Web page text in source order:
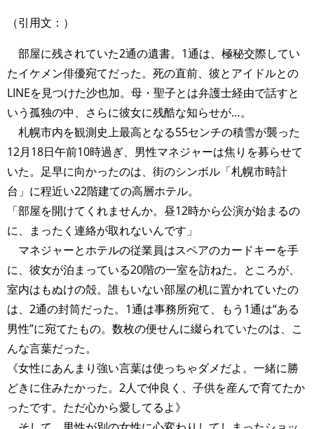
（引用文：）
部屋に残されていた2通の遺書。1通は、極秘交際してい
たイケメン俳優宛てだった。死の直前、彼とアイドルとの
LINEを見つけた沙也加。母・聖子とは弁護士経由で話すと
いう孤独の中、さらに彼女に残酷な知らせが…。
札幌市内を観測史上最高となる55センチの積雪が襲った
12月18日午前10時過ぎ、男性マネジャーは焦りを募らせて
いた。足早に向かったのは、街のシンボル「札幌市時計
台」に程近い22階建ての高層ホテル。
「部屋を開けてくれませんか。昼12時から公演が始まるの
に、まったく連絡が取れないんです」
マネジャーとホテルの従業員はスペアのカードキーを手
に、彼女が泊まっている20階の一室を訪ねた。ところが、
室内はもぬけの殻。誰もいない部屋の机に置かれていたの
は、2通の封筒だった。1通は事務所宛て、もう1通は“ある
男性”に宛てたもの。数枚の便せんに綴られていたのは、こ
んな言葉だった。
《女性にあんまり強い言葉は使っちゃダメだよ。一緒に勝
どきに住みたかった。2人で仲良く、子供を産んで育てたか
ったです。ただ心から愛してるよ》